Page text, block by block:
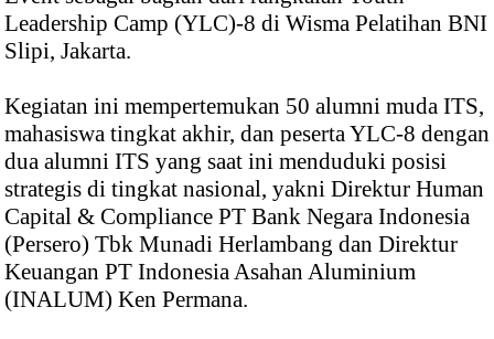
Leadership Camp (YLC)-8 di Wisma Pelatihan BNI
Slipi, Jakarta.
Kegiatan ini mempertemukan 50 alumni muda ITS,
mahasiswa tingkat akhir, dan peserta YLC-8 dengan
dua alumni ITS yang saat ini menduduki posisi
strategis di tingkat nasional, yakni Direktur Human
Capital & Compliance PT Bank Negara Indonesia
(Persero) Tbk Munadi Herlambang dan Direktur
Keuangan PT Indonesia Asahan Aluminium
(INALUM) Ken Permana.